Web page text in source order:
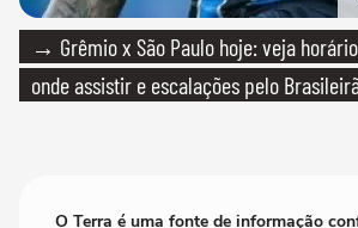
→ Grêmio x São Paulo hoje: veja
onde assistir e escalações pelo
O Terra é uma fonte de informação